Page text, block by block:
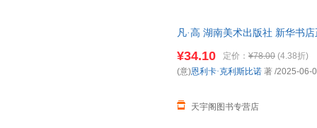
凡·高 湖南美术出版社 新华书
¥34.10 定价： ¥78.00 (4.38折)
天宇阁图书专营店
(意)恩利卡·克利斯比诺 著 /2025-06-